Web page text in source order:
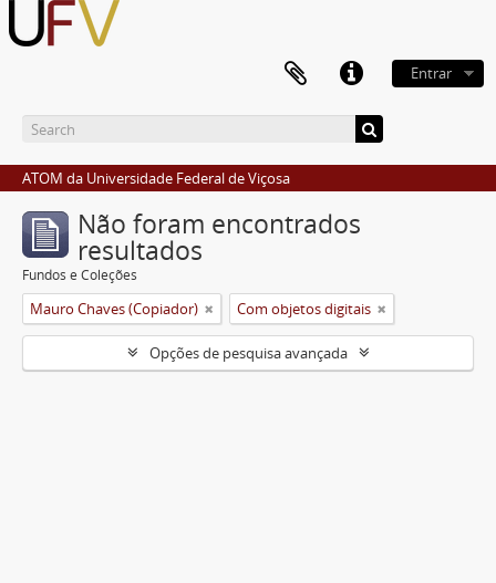
Entrar
ATOM da Universidade Federal de Viçosa
Não foram encontrados
resultados
Fundos e Coleções
Mauro Chaves (Copiador) Com objetos digitais
Opções de pesquisa avançada